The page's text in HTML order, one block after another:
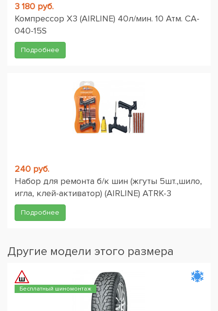
3 180 руб.
Компрессор X3 (AIRLINE) 40л/мин. 10 Атм. CA-
040-15S
Подробнее
240 руб.
Набор для ремонта б/к шин (жгуты 5шт.,шило,
игла, клей-активатор) (AIRLINE) ATRK-3
Подробнее
Другие модели этого размера
Бесплатный шиномонтаж